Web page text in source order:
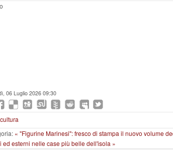
06 Luglio 2026 09:30
« "Figurine Marinesi": fresco di stampa il nuovo volume
ed esterni nelle case più belle dell'isola »